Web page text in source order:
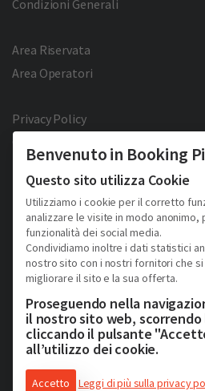
Condizioni Generali
Area Riservata
Area Operatori
Privacy Policy
Facebook
Twitter YouTube
2026 © Copyright -
Cap. Soc. € 40.000 I.V. - P.IVA
Via Giuseppe Pomba, 23,
Tel. (+39) 331
Consulenza web & soluzioni e-
Benvenuto in Booking
Questo sito utilizza Cookie
Utilizziamo i cookie per il corretto
analizzare le visite in modo
funzionalità dei social media.
Condividiamo inoltre i dati statistici
nostro sito con i nostri fornitori che
migliorare il sito e la sua offerta.
Proseguendo nella
il nostro sito web, scorrendo
cliccando il pulsante
all’utilizzo dei cookie.
Accetto Leggi di più sulla privacy